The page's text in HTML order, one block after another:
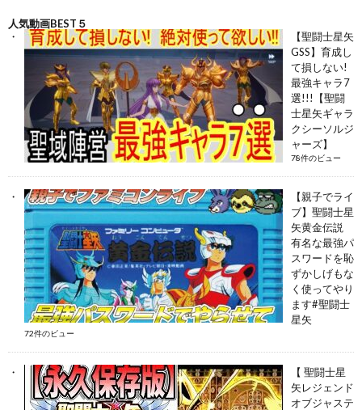
人気動画BEST５
【聖闘士星矢
GSS】育成し
て損しない!
最強キャラ7
選!!!【聖闘
士星矢ギャラ
クシーソルジ
ャーズ】
78件のビュー
【親子でライ
ブ】聖闘士星
矢黄金伝説
有名な最強パ
スワードを恥
ずかしげもな
く使ってやり
ます#聖闘士
星矢
72件のビュー
【 聖闘士星
矢レジェンド
オブジャステ